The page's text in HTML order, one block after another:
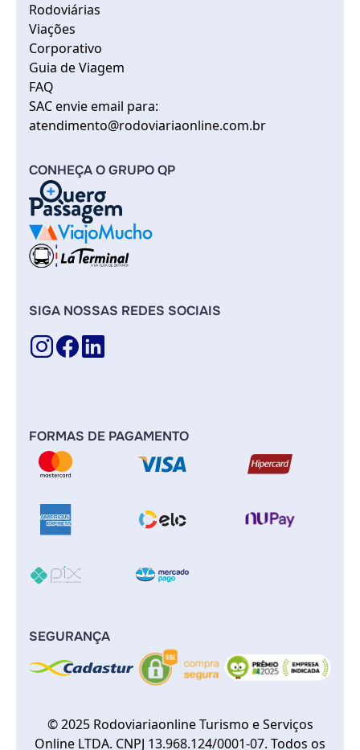
Rodoviárias
Viações
Corporativo
Guia de Viagem
FAQ
SAC envie email para:
atendimento@rodoviariaonline.com.br
CONHEÇA O GRUPO QP
SIGA NOSSAS REDES SOCIAIS
FORMAS DE PAGAMENTO
SEGURANÇA
© 2025 Rodoviariaonline Turismo e Serviços
Online LTDA. CNPJ 13.968.124/0001-07. Todos os